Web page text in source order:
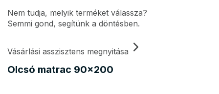
Olcsó matrac 90x200
Nem tudja, melyik terméket válassza?
Semmi gond, segítünk a döntésben.
Vásárlási asszisztens megnyitása